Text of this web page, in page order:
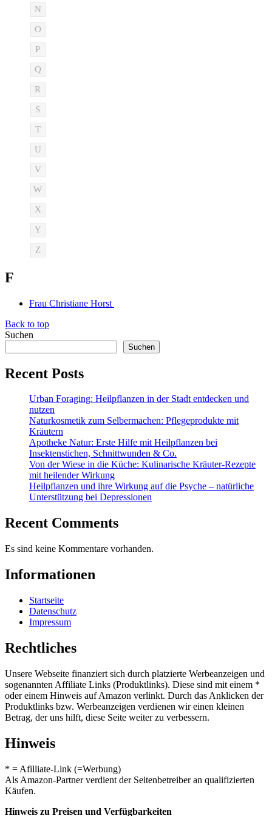
N
O
P
Q
R
S
T
U
V
W
X
Y
Z
F
Frau Christiane Horst
Back to top
Suchen
Suchen
Recent Posts
Urban Foraging: Heilpflanzen in der Stadt entdecken und
nutzen
Naturkosmetik zum Selbermachen: Pflegeprodukte mit
Kräutern
Apotheke Natur: Erste Hilfe mit Heilpflanzen bei
Insektenstichen, Schnittwunden & Co.
Von der Wiese in die Küche: Kulinarische Kräuter-Rezepte
mit heilender Wirkung
Heilpflanzen und ihre Wirkung auf die Psyche – natürliche
Unterstützung bei Depressionen
Recent Comments
Es sind keine Kommentare vorhanden.
Informationen
Startseite
Datenschutz
Impressum
Rechtliches
Unsere Webseite finanziert sich durch platzierte Werbeanzeigen und
sogenannten Affiliate Links (Produktlinks). Diese sind mit einem *
oder einem Hinweis auf Amazon verlinkt. Durch das Anklicken der
Produktlinks bzw. Werbeanzeigen verdienen wir einen kleinen
Betrag, der uns hilft, diese Seite weiter zu verbessern.
Hinweis
* = Afilliate-Link (=Werbung)
Als Amazon-Partner verdient der Seitenbetreiber an qualifizierten
Käufen.
Hinweis zu Preisen und Verfügbarkeiten